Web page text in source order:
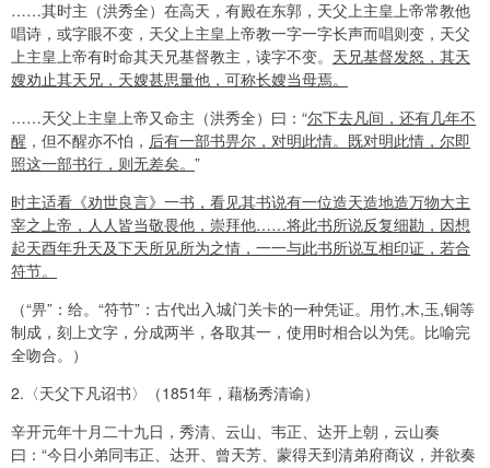
……其时主（洪秀全）在高天，有殿在东郭，天父上主皇上帝常教他
唱诗，或字眼不变，天父上主皇上帝教一字一字长声而唱则变，天父
上主皇上帝有时命其天兄基督教主，读字不变。 天兄基督发怒，其天
嫂劝止其天兄，天嫂甚思量他，可称长嫂当母焉。
……天父上主皇上帝又命主（洪秀全）曰： “尔下去凡间，还有几年不
醒 ，但不醒亦不怕， 后有一部书畀尔，对明此情。既对明此情，尔即
照这一部书行，则无差矣。 ”
时主适看《劝世良言》一书，看见其书说有一位造天造地造万物大主
宰之上帝，人人皆当敬畏他，崇拜他……将此书所说反复细勘，因想
起天酉年升天及下天所见所为之情，一一与此书所说互相印证，若合
符节。
（“畀” ：给。 “符节” ：古代出入城门关卡的一种凭证。用竹,木,玉,铜等
制成，刻上文字，分成两半，各取其一，使用时相合以为凭。比喻完
全吻合。）
2. 〈天父下凡诏书〉（1851年，藉杨秀清谕）
辛开元年十月二十九日，秀清、云山、韦正、达开上朝，云山奏
曰： “今日小弟同韦正、达开、曾天芳、蒙得天到清弟府商议，并欲奏